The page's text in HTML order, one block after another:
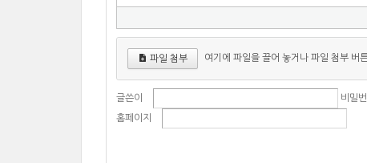
파일 첨부 여기에 파일을 끌어 놓거나 파일 첨부 버
글쓴이 비밀
홈페이지